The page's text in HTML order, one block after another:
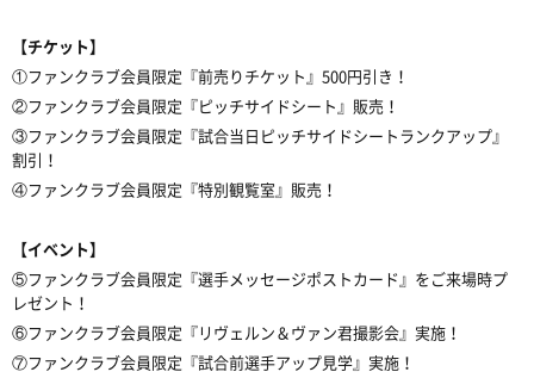
【チケット】
①ファンクラブ会員限定『前売りチケット』500円引き！
②ファンクラブ会員限定『ピッチサイドシート』販売！
③ファンクラブ会員限定『試合当日ピッチサイドシートランクアップ』
割引！
④ファンクラブ会員限定『特別観覧室』販売！
【イベント】
⑤ファンクラブ会員限定『選手メッセージポストカード』をご来場時プ
レゼント！
⑥ファンクラブ会員限定『リヴェルン＆ヴァン君撮影会』実施！
⑦ファンクラブ会員限定『試合前選手アップ見学』実施！